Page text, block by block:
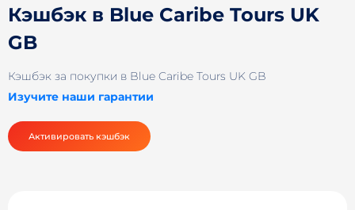
Кэшбэк в Blue Caribe Tours UK
GB
Кэшбэк за покупки в Blue Caribe Tours UK GB
Изучите наши гарантии
Активировать кэшбэк